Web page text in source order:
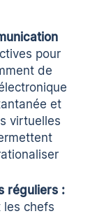
pour
de
et
virtuelles
réguliers :
les chefs